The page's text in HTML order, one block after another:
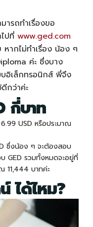
ารถทำเรื่องขอ
ปที่ www.ged.com
หากไม่ทำเรื่อง น้อง ๆ
ค่ะ ซึ่งบาง
บอิเล็กทรอนิกส์ พี่จึง
กว่าค่ะ
กี่บาท
USD หรือประมาณ
ซึ่งน้อง ๆ จะต้องสอบ
GED รวมทั้งหมดจะอยู่ที่
11,444 บาทค่ะ
ได้ไหม?